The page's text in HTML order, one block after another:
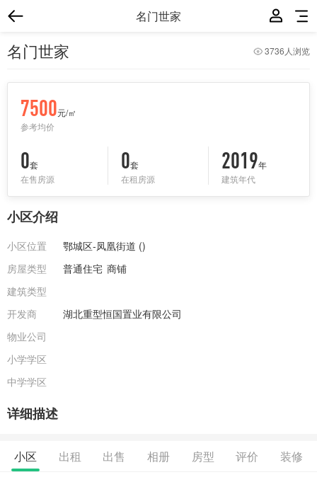
名门世家
名门世家 3736人浏览
7500元/㎡
参考均价
0套
在售房源
0套
在租房源
2019年
建筑年代
小区介绍
小区位置 鄂城区-凤凰街道 ()
房屋类型
普通住宅 商铺
建筑类型
开发商
湖北重型恒国置业有限公司
物业公司
小学学区
中学学区
详细描述
小区 出租 出售 相册 房型 评价 装修